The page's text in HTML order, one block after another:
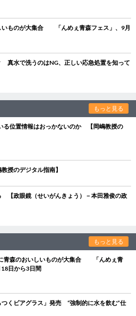
いものが大集合 「んめぇ青森フェス」、9月
真水で洗うのはNG、正しい応急処置を知って
もっと見る
る位置情報はおっかないのか 【岡嶋教授の
授のデジタル指南】
【政眼鏡（せいがんきょう）－本田雅俊の政
もっと見る
青森のおいしいものが大集合 「んめぇ青
日から3日間
つくビアグラス」発売 “強制的に水を飲む”仕